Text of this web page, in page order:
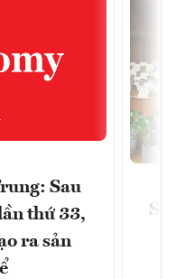
Sau
thứ 33,
ra sản